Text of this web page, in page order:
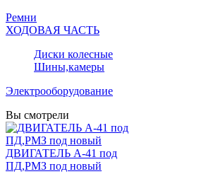
Ремни
ХОДОВАЯ ЧАСТЬ
Диски колесные
Шины,камеры
Электрооборудование
Вы смотрели
ДВИГАТЕЛЬ А-41 под
ПД,РМЗ под новый